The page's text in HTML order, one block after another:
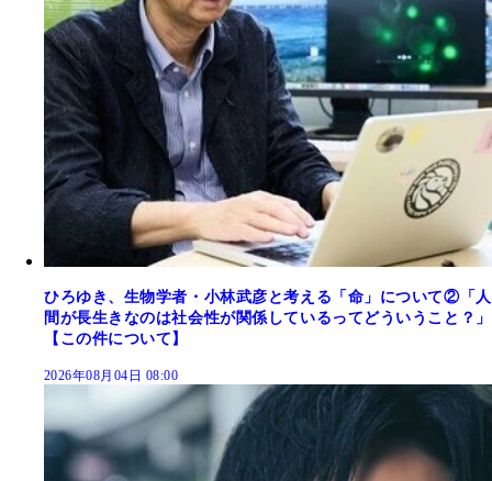
ひろゆき、生物学者・小林武彦と考える「命」について②「人
間が長生きなのは社会性が関係しているってどういうこと？」
【この件について】
2026年08月04日 08:00